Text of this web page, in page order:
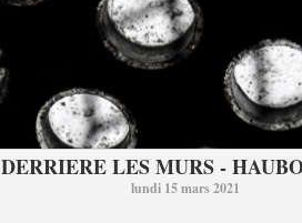
DERRIERE LES MURS -
lundi 15 mars 2021